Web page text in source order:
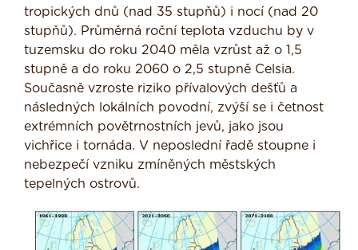
tropických dnů (nad 35 stupňů) i nocí (nad 20
stupňů). Průměrná roční teplota vzduchu by v
tuzemsku do roku 2040 měla vzrůst až o 1,5
stupně a do roku 2060 o 2,5 stupně Celsia.
Současně vzroste riziko přívalových dešťů a
následných lokálních povodní, zvýší se i četnost
extrémních povětrnostních jevů, jako jsou
vichřice i tornáda. V neposlední řadě stoupne i
nebezpečí vzniku zmíněných městských
tepelných ostrovů.